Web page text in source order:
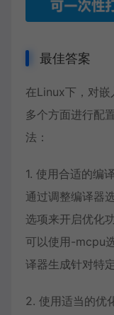
最佳答案
在Linux下，对嵌
多个方面进行配
法：
1. 使用合适的编
通过调整编译器
选项来开启优化
可以使用-mcpu
译器生成针对特
2. 使用适当的优